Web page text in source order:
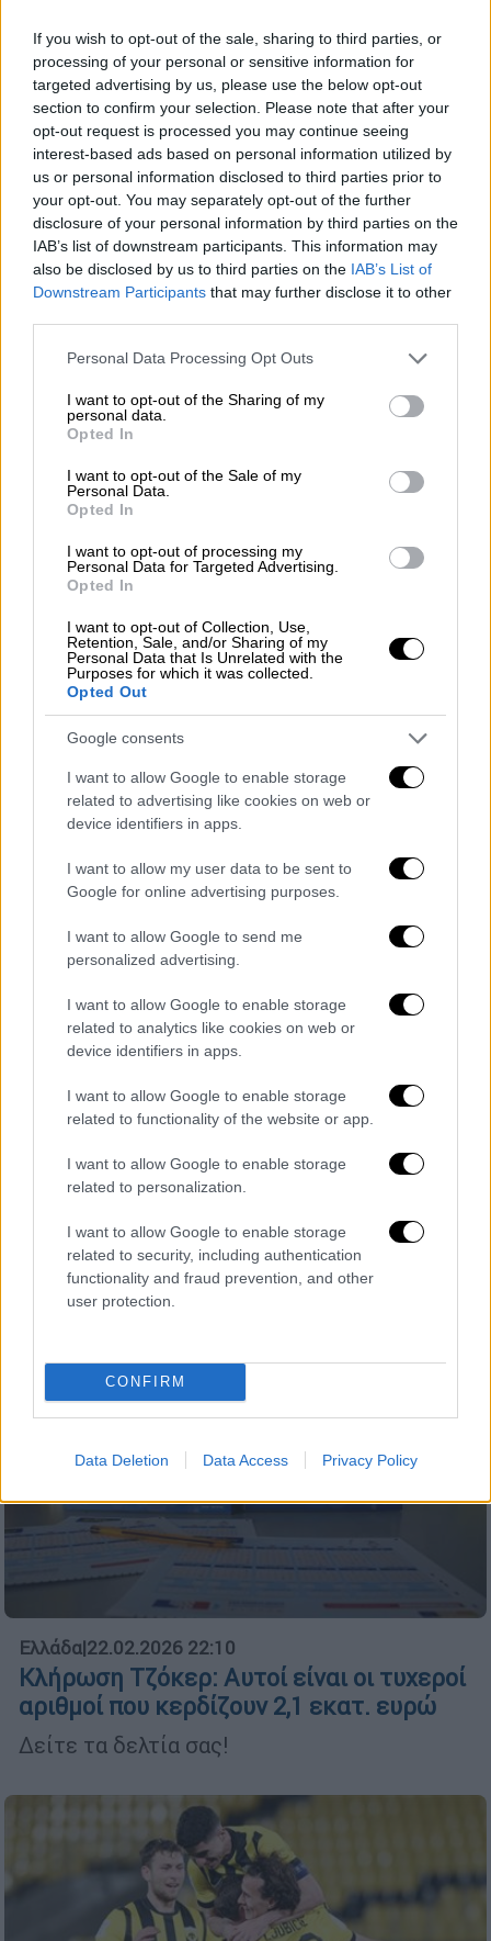
If you wish to opt-out of the sale, sharing to third parties, or
processing of your personal or sensitive information for
targeted advertising by us, please use the below opt-out
section to confirm your selection. Please note that after your
opt-out request is processed you may continue seeing
interest-based ads based on personal information utilized by
us or personal information disclosed to third parties prior to
your opt-out. You may separately opt-out of the further
disclosure of your personal information by third parties on the
IAB’s list of downstream participants. This information may
also be disclosed by us to third parties on the IAB’s List of
Downstream Participants that may further disclose it to other
Please note that this website/app uses one or more Google
not limited to your visit or usage behaviour. You may click to
grant or deny consent to Google and its third-party tags to
use your data for below specified purposes in below Google
consent section.
Personal Data Processing Opt Outs
I want to opt-out of the Sharing of my
personal data.
Opted In
I want to opt-out of the Sale of my
Personal Data.
Opted In
I want to opt-out of processing my
Personal Data for Targeted Advertising.
Opted In
I want to opt-out of Collection, Use,
Retention, Sale, and/or Sharing of my
Personal Data that Is Unrelated with the
Purposes for which it was collected.
Opted Out
Google consents
I want to allow Google to enable storage
related to advertising like cookies on web or
device identifiers in apps.
I want to allow my user data to be sent to
Google for online advertising purposes.
I want to allow Google to send me
personalized advertising.
I want to allow Google to enable storage
related to analytics like cookies on web or
device identifiers in apps.
I want to allow Google to enable storage
related to functionality of the website or app.
I want to allow Google to enable storage
related to personalization.
I want to allow Google to enable storage
related to security, including authentication
functionality and fraud prevention, and other
user protection.
CONFIRM
Data Deletion Data Access Privacy Policy
λήξης
Με μία εντυπωσιακή τελετή λήξης, που
πραγματοποιήθηκε στον μόλο της Αγίου
Νικολάου ολοκληρώθηκαν απόψε οι
εκδηλώσεις του πατρινού καρναβαλιού
Αθλητισμός|22.02.2026 22:32
Παρελθόν ο Μανόλο Χιμένεθ από τον
πάγκο του Άρη
Ο Ισπανός τεχνικός αποτελεί παρελθόν και
ο Άρης βρίσκεται σε αναζήτηση νέου κόουτς
Ελλάδα|22.02.2026 22:23
Κυψέλη: Βίντεο από την εισβολή του
64χρονου στο σπίτι των 25χρονων
διδύμων - Ξυλοκόπησε τη μητέρα τους
Παρά τις έρευνες, ο 64χρονος παραμένει
μέχρι στιγμής άφαντος
Ελλάδα|22.02.2026 22:10
Κλήρωση Τζόκερ: Αυτοί είναι οι τυχεροί
αριθμοί που κερδίζουν 2,1 εκατ. ευρώ
Δείτε τα δελτία σας!